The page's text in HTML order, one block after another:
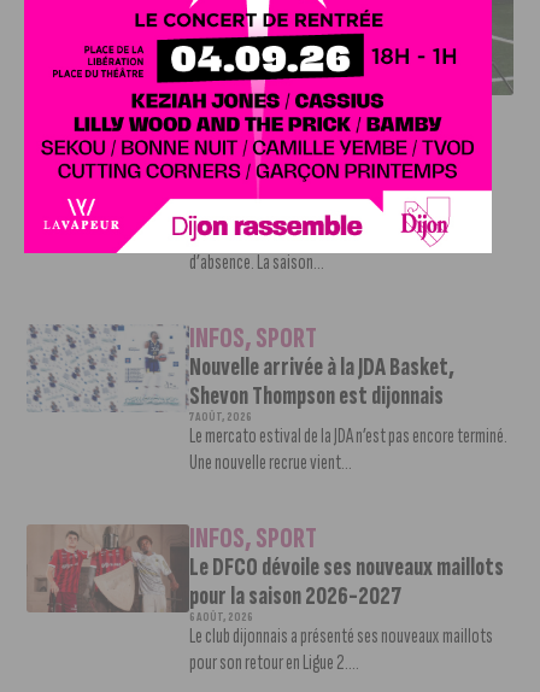
DFCO : RENCONTRE AVEC PIERRE-HENRI DEBALLON,
L’ARTISAN DE LA MONTÉE EN LIGUE 2
INFOS,SPORT
DFCO : Rencontre avec Pierre-Henri
Deballon, l’artisan de la montée en
Ligue 2
7 AOÛT, 2026
Le DFCO est de retour en Ligue 2 après trois ans
d’absence. La saison...
INFOS,SPORT
Nouvelle arrivée à la JDA Basket,
Shevon Thompson est dijonnais
7 AOÛT, 2026
Le mercato estival de la JDA n’est pas encore terminé.
Une nouvelle recrue vient...
INFOS,SPORT
Le DFCO dévoile ses nouveaux maillots
pour la saison 2026-2027
6 AOÛT, 2026
Le club dijonnais a présenté ses nouveaux maillots
pour son retour en Ligue 2....